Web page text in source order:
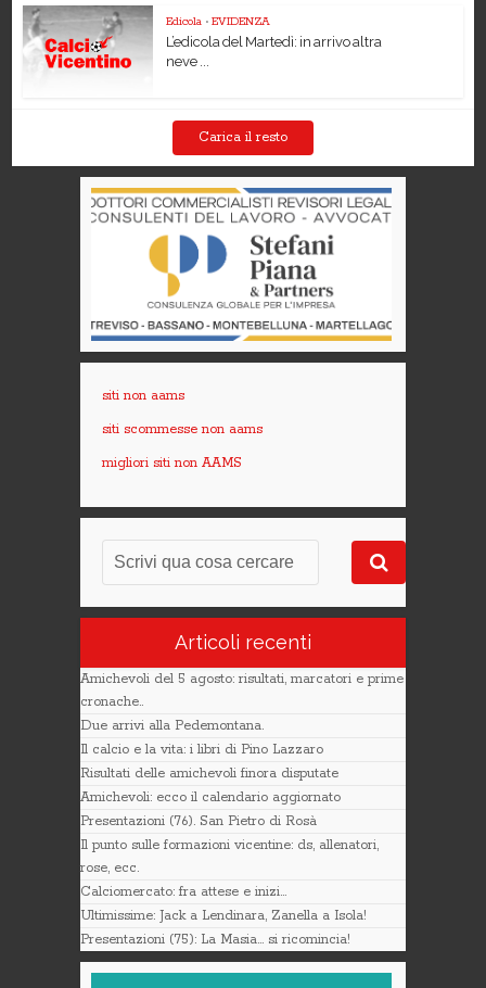
Edicola • EVIDENZA
L’edicola del Martedì: in arrivo altra
neve ...
Carica il resto
siti non aams
siti scommesse non aams
migliori siti non AAMS
Articoli recenti
Amichevoli del 5 agosto: risultati, marcatori e prime
cronache..
Due arrivi alla Pedemontana.
Il calcio e la vita: i libri di Pino Lazzaro
Risultati delle amichevoli finora disputate
Amichevoli: ecco il calendario aggiornato
Presentazioni (76). San Pietro di Rosà
Il punto sulle formazioni vicentine: ds, allenatori,
rose, ecc.
Calciomercato: fra attese e inizi…
Ultimissime: Jack a Lendinara, Zanella a Isola!
Presentazioni (75): La Masia… si ricomincia!